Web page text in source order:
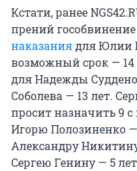
Кстати, ранее
прений гособвинение
наказаниядля Юлии
возможный срок — 14
для Надежды
Соболева — 13 лет.
просит назначить 9
Игорю Полозиненко
Александру
Сергею Генину — 5